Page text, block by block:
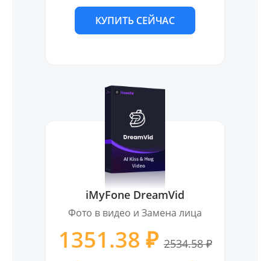
КУПИТЬ СЕЙЧАС
iMyFone DreamVid
Фото в видео и Замена лица
1351.38 ₽ 2534.58 ₽